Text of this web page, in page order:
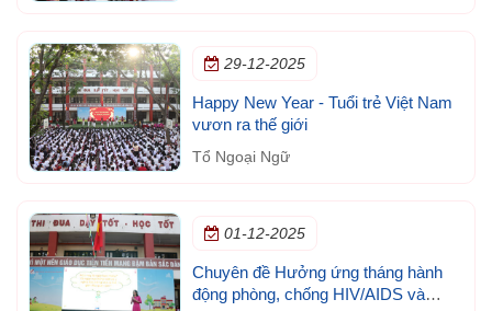
29-12-2025
Happy New Year - Tuổi trẻ Việt Nam
vươn ra thế giới
Tổ Ngoại Ngữ
01-12-2025
Chuyên đề Hưởng ứng tháng hành
động phòng, chống HIV/AIDS và